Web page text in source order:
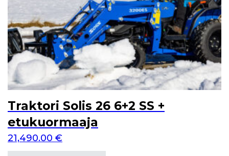
Traktori Solis 26 6+2 SS +
etukuormaaja
21,490.00 €